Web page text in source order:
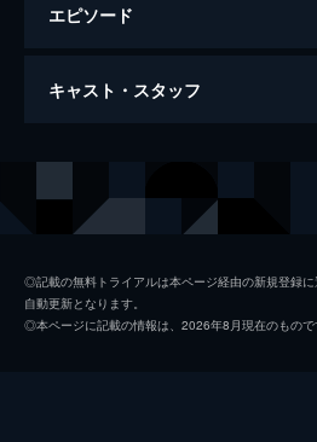
エピソード
ラ・ラ・ランド
キャスト・スタッフ
ミア
◎記載の無料トライアルは本ページ経由の新規登録
自動更新となります。
◎本ページに記載の情報は、2026年8月現在のもので